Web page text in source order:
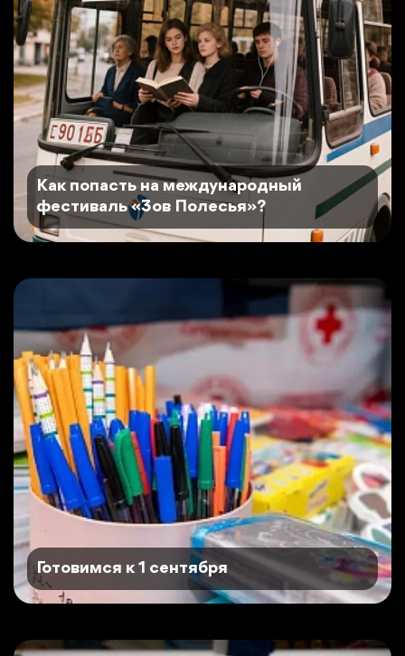
Как попасть на международный
фестиваль «Зов Полесья»?
Готовимся к 1 сентября